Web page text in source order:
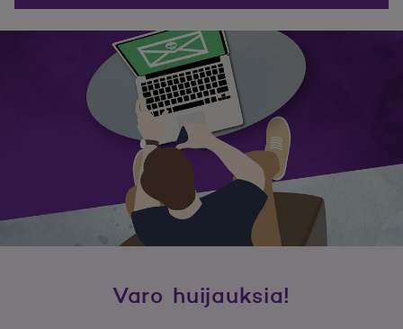
Varo huijauksia!